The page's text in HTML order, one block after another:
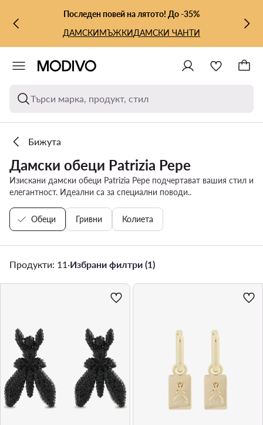
КЪМ ОСНОВНОТО СЪДЪРЖАНИЕ
КЪМ ТЪРСЕНЕПоследен повей на лятото! До -35%
ДАМСКИМЪЖКИДАМСКИ ЧАНТИ
Търси марка, продукт, стил
Бижута
Дамски обеци Patrizia Pepe
Изискани дамски обеци Patrizia Pepe подчертават вашия стил и
елегантност. Идеални са за специални поводи..
Обеци Гривни Колиета
Продукти: 11 ·Избрани филтри (1)